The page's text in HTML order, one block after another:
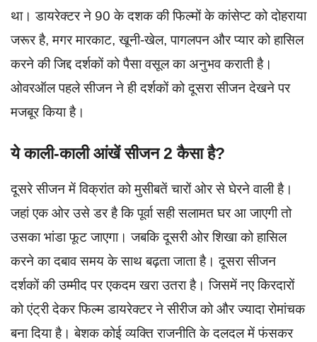
था। डायरेक्टर ने 90 के दशक की फिल्मों के कांसेप्ट को दोहराया
जरूर है, मगर मारकाट, खूनी-खेल, पागलपन और प्यार को हासिल
करने की जिद्द दर्शकों को पैसा वसूल का अनुभव कराती है।
ओवरऑल पहले सीजन ने ही दर्शकों को दूसरा सीजन देखने पर
मजबूर किया है।
ये काली-काली आंखें सीजन 2 कैसा है?
दूसरे सीजन में विक्रांत को मुसीबतें चारों ओर से घेरने वाली है।
जहां एक ओर उसे डर है कि पूर्वा सही सलामत घर आ जाएगी तो
उसका भांडा फूट जाएगा। जबकि दूसरी ओर शिखा को हासिल
करने का दबाव समय के साथ बढ़ता जाता है। दूसरा सीजन
दर्शकों की उम्मीद पर एकदम खरा उतरा है। जिसमें नए किरदारों
को एंट्री देकर फिल्म डायरेक्टर ने सीरीज को और ज्यादा रोमांचक
बना दिया है। बेशक कोई व्यक्ति राजनीति के दलदल में फंसकर